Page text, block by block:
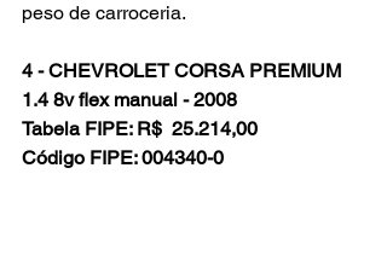
peso de carroceria.
4 - CHEVROLET CORSA PREMIUM
1.4 8v flex manual - 2008
Tabela FIPE: R$  25.214,00
Código FIPE: 004340-0